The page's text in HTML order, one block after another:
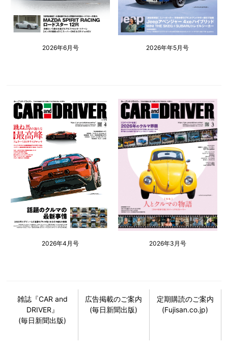
2026年6月号 2026年年5月号
2026年4月号 2026年3月号
雑誌『CAR and
DRIVER』
(毎日新聞出版)
広告掲載のご案内
(毎日新聞出版)
定期購読のご案内
(Fujisan.co.jp)